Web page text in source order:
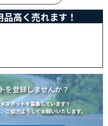
高く売れます！
を登録しませんか？
スポットを募集しています！
ご協力よろしくお願いいたします。